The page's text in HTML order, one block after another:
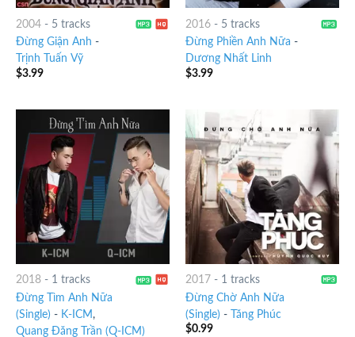
2004- 5 tracks
Đừng Giận Anh -
Trịnh Tuấn Vỹ
$3.99
2016- 5 tracks
Đừng Phiền Anh Nữa -
Dương Nhất Linh
$3.99
2018- 1 tracks
Đừng Tìm Anh Nữa
(Single) - K-ICM ,
Quang Đăng Trần (Q-ICM)
2017 - 1 tracks
Đừng Chờ Anh Nữa
(Single) -
Tăng Phúc
$0.99